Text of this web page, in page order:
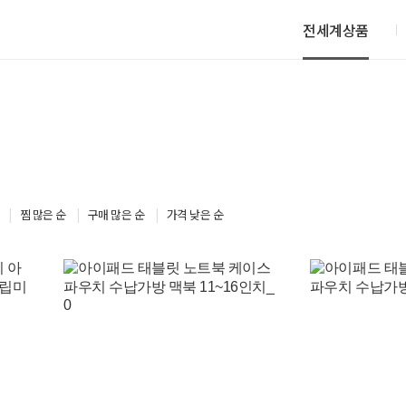
전세계상품
찜 많은 순 구매 많은 순 가격 낮은 순